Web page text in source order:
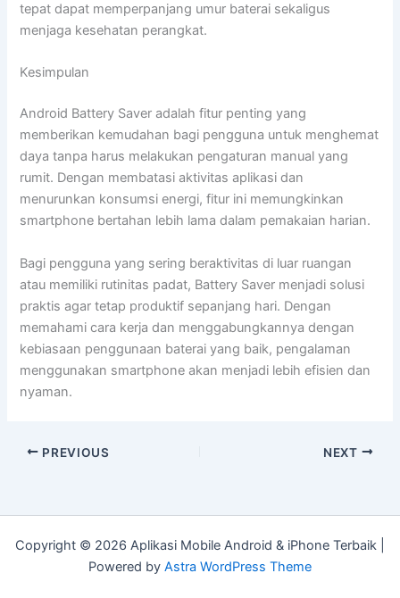
tepat dapat memperpanjang umur baterai sekaligus
menjaga kesehatan perangkat.
Kesimpulan
Android Battery Saver adalah fitur penting yang
memberikan kemudahan bagi pengguna untuk menghemat
daya tanpa harus melakukan pengaturan manual yang
rumit. Dengan membatasi aktivitas aplikasi dan
menurunkan konsumsi energi, fitur ini memungkinkan
smartphone bertahan lebih lama dalam pemakaian harian.
Bagi pengguna yang sering beraktivitas di luar ruangan
atau memiliki rutinitas padat, Battery Saver menjadi solusi
praktis agar tetap produktif sepanjang hari. Dengan
memahami cara kerja dan menggabungkannya dengan
kebiasaan penggunaan baterai yang baik, pengalaman
menggunakan smartphone akan menjadi lebih efisien dan
nyaman.
PREVIOUS NEXT
Copyright © 2026 Aplikasi Mobile Android & iPhone Terbaik |
Powered by Astra WordPress Theme